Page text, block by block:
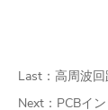
Last： 高周波
Next： PCBイ